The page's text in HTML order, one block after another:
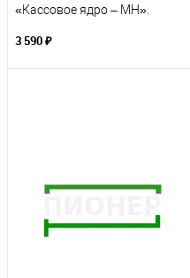
«Кассовое ядро – МН».
на 12 месяцев)
3 590 ₽